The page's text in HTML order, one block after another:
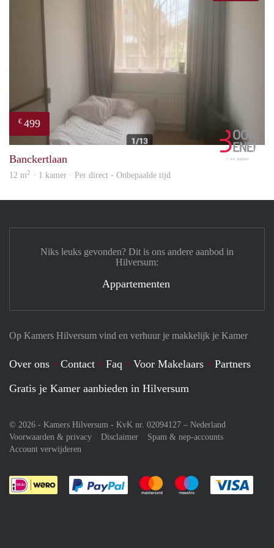
€ 499
Banckertlaan
12 m2 · 1 kamer · Per direct - Onbepaalde tijd
Op Kamers Hilversum vind en verhuur je makkelijk je Kamer
Over ons Contact Faq Voor Makelaars
Partners
Gratis je Kamer aanbieden in Hilversum
© 2026 - Kamers Hilversum - KvK nr. 02094127 – Nederland
Voorwaarden & privacy
Disclaimer
Spam & nep-accounts
Account verwijderen
Je rekent gemakkelijk af met Paypal
Je rekent gemakkelijk af met
Je rekent
Niks leuks gevonden? Dit is ons andere aanbod in
Hilversum:
Appartementen